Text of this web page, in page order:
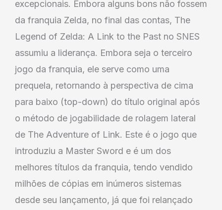
excepcionais. Embora alguns bons não fossem
da franquia Zelda, no final das contas, The
Legend of Zelda: A Link to the Past no SNES
assumiu a liderança. Embora seja o terceiro
jogo da franquia, ele serve como uma
prequela, retornando à perspectiva de cima
para baixo (top-down) do título original após
o método de jogabilidade de rolagem lateral
de The Adventure of Link. Este é o jogo que
introduziu a Master Sword e é um dos
melhores títulos da franquia, tendo vendido
milhões de cópias em inúmeros sistemas
desde seu lançamento, já que foi relançado